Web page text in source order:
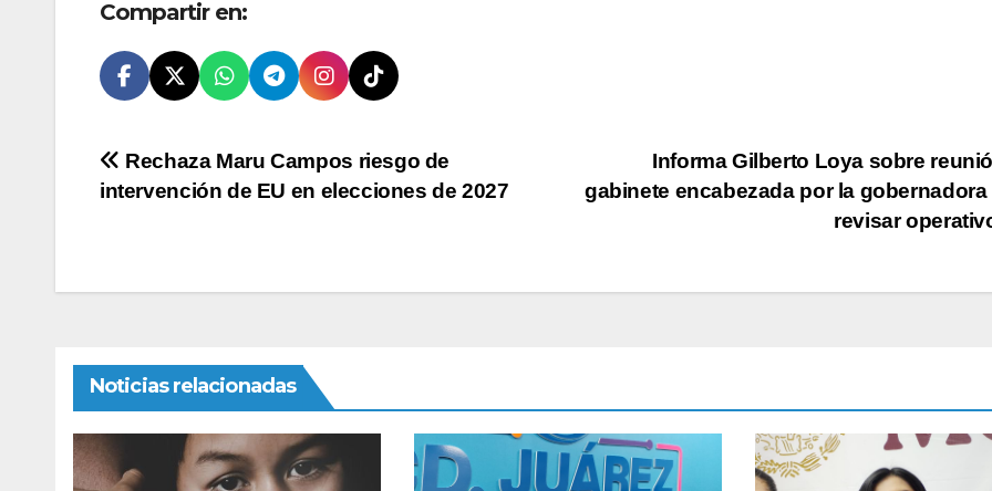
Compartir en:
Navegación
Informa Gilberto Loya sobre
gabinete encabezada por la gobernadora
revisar
Rechaza Maru Campos riesgo de
intervención de EU en elecciones de 2027
Noticias relacionadas